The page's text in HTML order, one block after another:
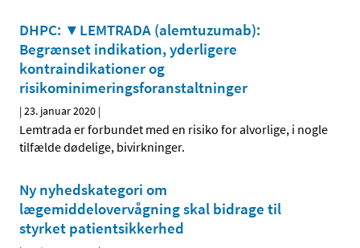
DHPC: ▼LEMTRADA (alemtuzumab):
Begrænset indikation, yderligere
kontraindikationer og
risikominimeringsforanstaltninger
|23. januar 2020 |
Lemtrada er forbundet med en risiko for alvorlige, i nogle
tilfælde dødelige, bivirkninger.
Ny nyhedskategori om
lægemiddelovervågning skal bidrage til
styrket patientsikkerhed